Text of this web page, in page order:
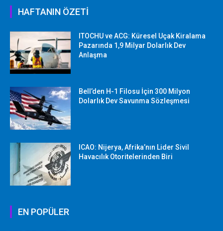
HAFTANIN ÖZETİ
ITOCHU ve ACG: Küresel Uçak Kiralama
Pazarında 1,9 Milyar Dolarlık Dev
Anlaşma
Bell’den H-1 Filosu İçin 300 Milyon
Dolarlık Dev Savunma Sözleşmesi
ICAO: Nijerya, Afrika’nın Lider Sivil
Havacılık Otoritelerinden Biri
EN POPÜLER